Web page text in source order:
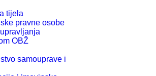
tijela
pravne osobe
OBŽ
samouprave i